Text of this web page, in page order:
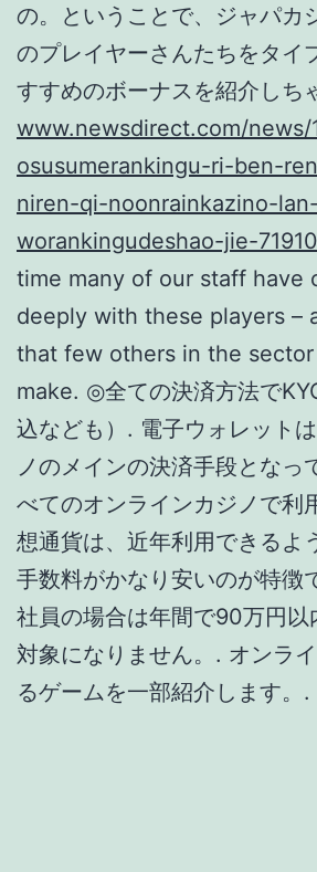
の。ということで、ジャパカ
のプレイヤーさんたちをタイ
すすめのボーナスを紹介しち
www.newsdirect.com/news/
osusumerankingu-ri-ben-
niren-qi-noonrainkazino-lan-
worankingudeshao-jie-
time many of our staff have
deeply with these players –
that few others in the
make. ◎全ての決済方法で
込なども）. 電子ウォレット
ノのメインの決済手段となっ
べてのオンラインカジノで利
想通貨は、近年利用できるよ
手数料がかなり安いのが特徴
社員の場合は年間で90万円以
対象になりません。. オンラ
るゲームを一部紹介します。.